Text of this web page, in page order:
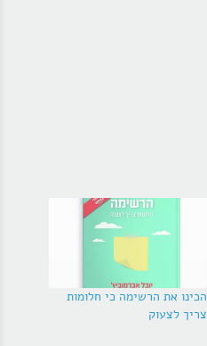
הכינו את הרשימה כי חלומות
צריך לצעוק